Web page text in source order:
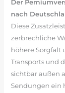
Der
nach
Diese
zerbrechliche
höhere Sorgfalt
Transports und
sichtbar außen
Sendungen ein